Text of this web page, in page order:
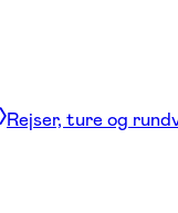
Rejser, ture og